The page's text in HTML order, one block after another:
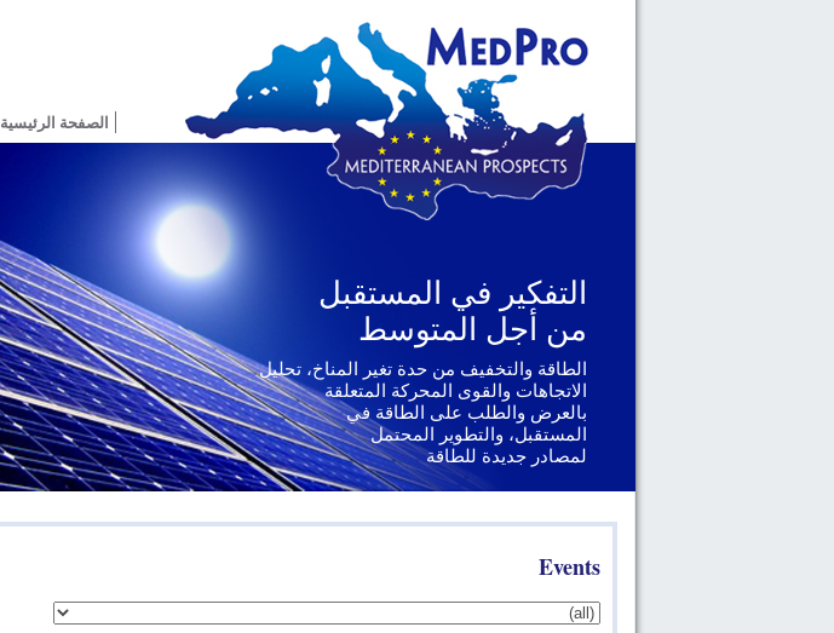
التفكير في المستقبل
من أجل المتوسط
الطاقة والتخفيف من حدة تغير المناخ، تحليل
الاتجاهات والقوى المحركة المتعلقة
بالعرض والطلب على الطاقة في
المستقبل، والتطوير المحتمل
لمصادر جديدة للطاقة
الصفحة الرئيسية
Events